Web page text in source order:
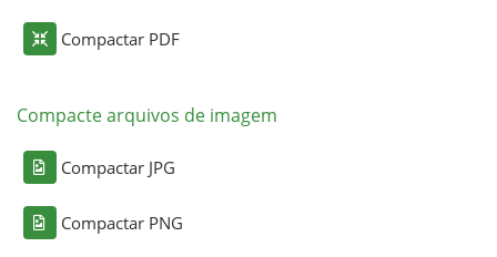
Compactar PDF
Compacte arquivos de imagem
Compactar JPG
Compactar PNG